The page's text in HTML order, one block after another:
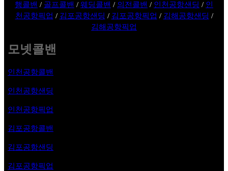
행콜밴 / 골프콜밴 / 웨딩콜밴 / 의전콜밴 / 인천공항샌딩 / 인
천공항픽업 / 김포공항샌딩 / 김포공항픽업 / 김해공항샌딩 /
김해공항픽업
모넷콜밴
인천공항콜밴
인천공항샌딩
인천공항픽업
김포공항콜밴
김포공항샌딩
김포공항픽업